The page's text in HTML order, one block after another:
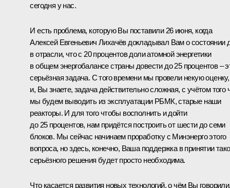
сегодня у нас.
И есть проблема, которую Вы поставили 26 июня, когда
Алексей Евгеньевич Лихачёв докладывал Вам о состоянии
в отрасли, что с 20 процентов доли атомной энергетики
в общем энергобалансе страны довести до 25 процентов –
серьёзная задача. С того времени мы провели некую оценку,
и, Вы знаете, задача действительно сложная, с учётом того
мы будем выводить из эксплуатации РБМК, старые наши
реакторы. И для того чтобы восполнить и дойти
до 25 процентов, нам придётся построить от шести до семи
блоков. Мы сейчас начинаем проработку с Минэнерго этого
вопроса, но здесь, конечно, Ваша поддержка в принятии
серьёзного решения будет просто необходима.
Что касается развития новых технологий, о чём Вы